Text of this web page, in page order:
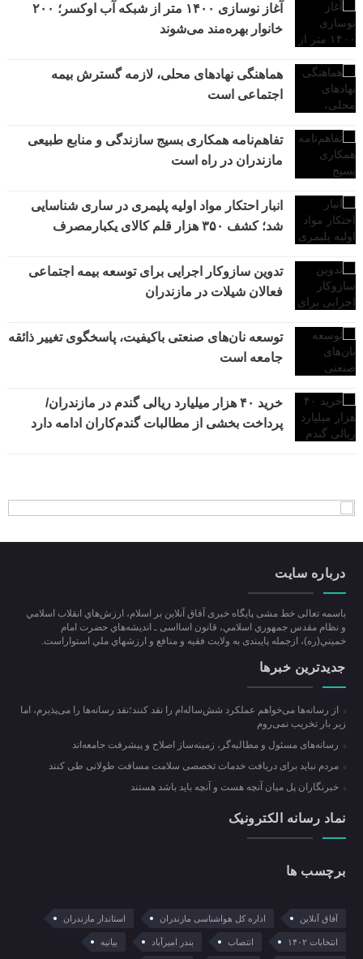
آغاز نوسازی ۱۴۰۰ متر از شبکه آب اوکسر؛ ۲۰۰
خانوار بهره‌مند می‌شوند
هماهنگی نهادهای محلی، لازمه گسترش بیمه
اجتماعی است
تفاهم‌نامه همکاری بسیج سازندگی و منابع طبیعی
مازندران در راه است
انبار احتکار مواد اولیه پلیمری در ساری شناسایی
شد؛ کشف ۳۵۰ هزار قلم کالای یکبارمصرف
تدوین سازوکار اجرایی برای توسعه بیمه اجتماعی
فعالان شیلات در مازندران
توسعه نان‌های صنعتی باکیفیت، پاسخگوی تغییر ذائقه
جامعه است
خرید ۴۰ هزار میلیارد ریالی گندم در مازندران/
پرداخت بخشی از مطالبات گندم‌کاران ادامه دارد
درباره سایت
باسمه تعالی خط مشی پایگاه خبری آفاق آنلاین بر اسلام، ارزش‌هاي انقلاب اسلامي
و نظام مقدس جمهوري اسلامي، قانون اسااسی ـ انديشه‌هاي حضرت امام
خميني(ره)، ازجمله پایبندی به ولايت فقيه و منافع و ارزشهاي ملي استواراست.
جدیدترین خبرها
از رسانه‌ها می‌خواهم عملکرد شش‌ساله‌ام را نقد کنند؛نقد رسانه‌ها را می‌پذیرم، اما
زیر بار تخریب نمی‌روم
رسانه‌های مسئول و مطالبه‌گر، زمینه‌ساز اصلاح و پیشرفت جامعه‌اند
مردم نباید برای دریافت خدمات تخصصی سلامت مسافت طولانی طی کنند
خبرنگاران پل میان آنچه هست و آنچه باید باشد هستند
نماد رسانه الکترونیک
برچسب ها
آفاق آنلاین اداره کل هواشناسی مازندران استاندار مازندران
انتخابات ۱۴۰۲ انتصاب بندر امیرآباد بیانیه